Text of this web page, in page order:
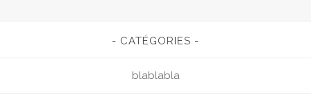
CATÉGORIES
blablabla